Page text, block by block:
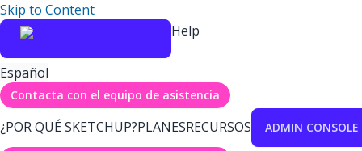
Skip to Content
Help
Español
Contacta con el equipo de asistencia
¿POR QUÉ SKETCHUP?PLANESRECURSOS ADMIN CONSOLE